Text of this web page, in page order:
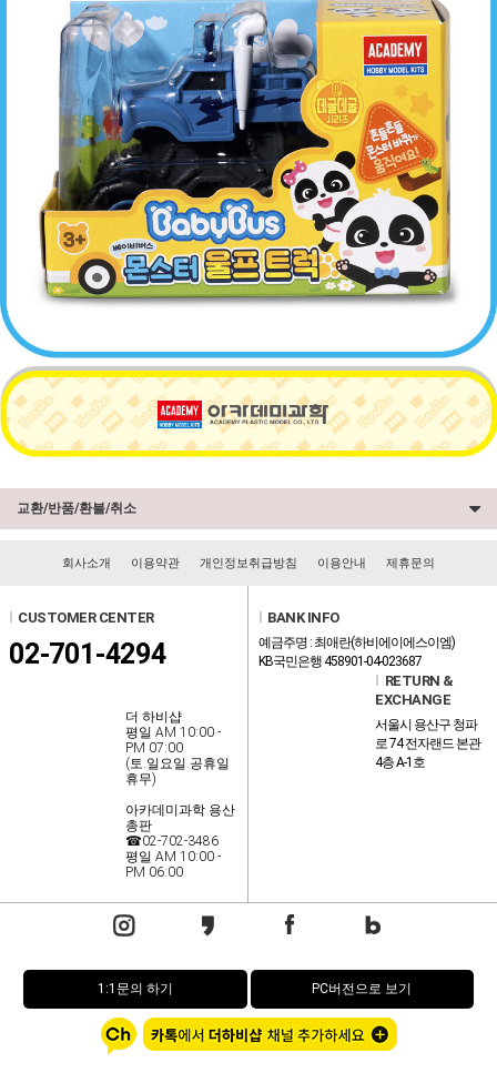
교환/반품/환불/취소
회사소개 이용약관 개인정보취급방침 이용안내 제휴문의
CUSTOMER CENTER
02-701-4294
더 하비샵
평일 AM 10:00 -
PM 07:00
(토.일요일.공휴일
휴무)
아카데미과학 용산
총판
☎02-702-3486
평일 AM 10:00 -
PM 06:00
BANK INFO
예금주명 : 최애란(하비에이에스이엠)
KB국민은행 458901-04-023687
RETURN &
EXCHANGE
서울시 용산구 청파
로 74 전자랜드 본관
4층 A-1호
1:1문의 하기 PC버전으로 보기